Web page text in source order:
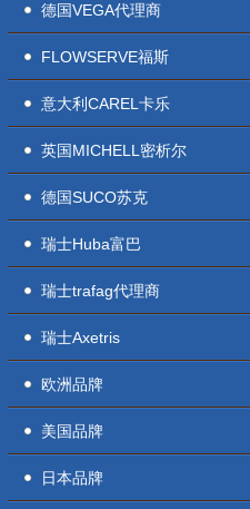
德国VEGA代理商
FLOWSERVE福斯
意大利CAREL卡乐
英国MICHELL密析尔
德国SUCO苏克
瑞士Huba富巴
瑞士trafag代理商
瑞士Axetris
欧洲品牌
美国品牌
日本品牌